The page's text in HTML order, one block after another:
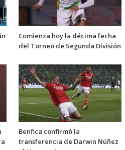
Comienza hoy la décima fecha
del Torneo de Segunda División
Benfica confirmó la
transferencia de Darwin Núñez